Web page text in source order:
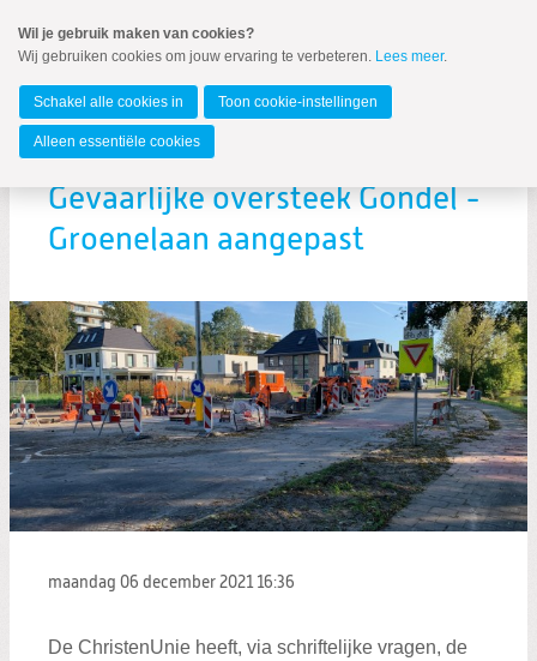
naar
Spring
de
inhoud
Spring
naar
hoofdmenu
Amstelveen
MENU
Zoeken:
Zoeken
Gevaarlijke oversteek Gondel -
Groenelaan aangepast
maandag 06 december 2021 16:36
De ChristenUnie heeft, via schriftelijke vragen, de
Wil je gebruik maken van cookies?
Wij gebruiken cookies om jouw ervaring te verbeteren. Lees meer.
Schakel alle cookies in Toon cookie-instellingen
Alleen essentiële cookies